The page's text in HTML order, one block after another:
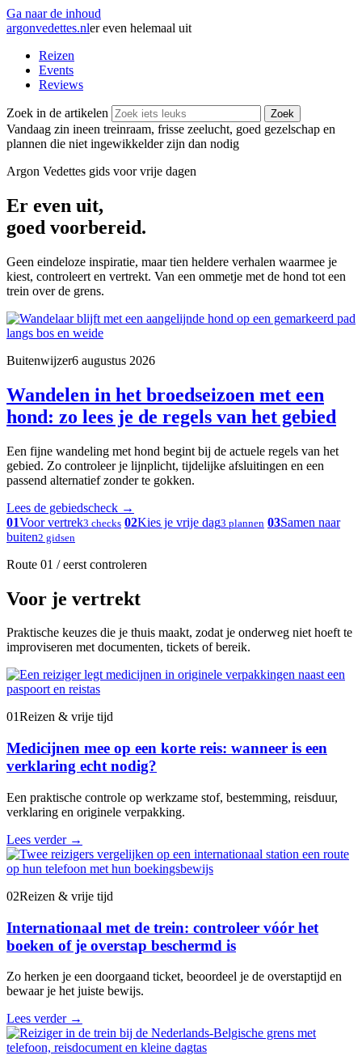
Ga naar de inhoud
argonvedettes.nler even helemaal uit
Reizen
Events
Reviews
Zoek in de artikelen Zoek
Vandaag zin ineen treinraam, frisse zeelucht, goed gezelschap en
plannen die niet ingewikkelder zijn dan nodig
Argon Vedettes gids voor vrije dagen
Er even uit,
goed voorbereid.
Geen eindeloze inspiratie, maar tien heldere verhalen waarmee je
kiest, controleert en vertrekt. Van een ommetje met de hond tot een
trein over de grens.
Buitenwijzer6 augustus 2026
Wandelen in het broedseizoen met een
hond: zo lees je de regels van het gebied
Een fijne wandeling met hond begint bij de actuele regels van het
gebied. Zo controleer je lijnplicht, tijdelijke afsluitingen en een
passend alternatief zonder te gokken.
Lees de gebiedscheck →
01Voor vertrek3 checks 02Kies je vrije dag3 plannen 03Samen naar
buiten2 gidsen
Route 01 / eerst controleren
Voor je vertrekt
Praktische keuzes die je thuis maakt, zodat je onderweg niet hoeft te
improviseren met documenten, tickets of bereik.
01Reizen & vrije tijd
Medicijnen mee op een korte reis: wanneer is een
verklaring echt nodig?
Een praktische controle op werkzame stof, bestemming, reisduur,
verklaring en originele verpakking.
Lees verder →
02Reizen & vrije tijd
Internationaal met de trein: controleer vóór het
boeken of je overstap beschermd is
Zo herken je een doorgaand ticket, beoordeel je de overstaptijd en
bewaar je het juiste bewijs.
Lees verder →